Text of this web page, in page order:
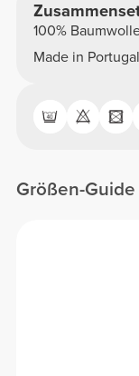
100%
Made in Portugal
Größen-Guide